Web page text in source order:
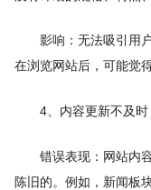
影响：无法吸引用户
在浏览网站后，可能觉
4、内容更新不及时
错误表现：网站内容
陈旧的。例如，新闻板